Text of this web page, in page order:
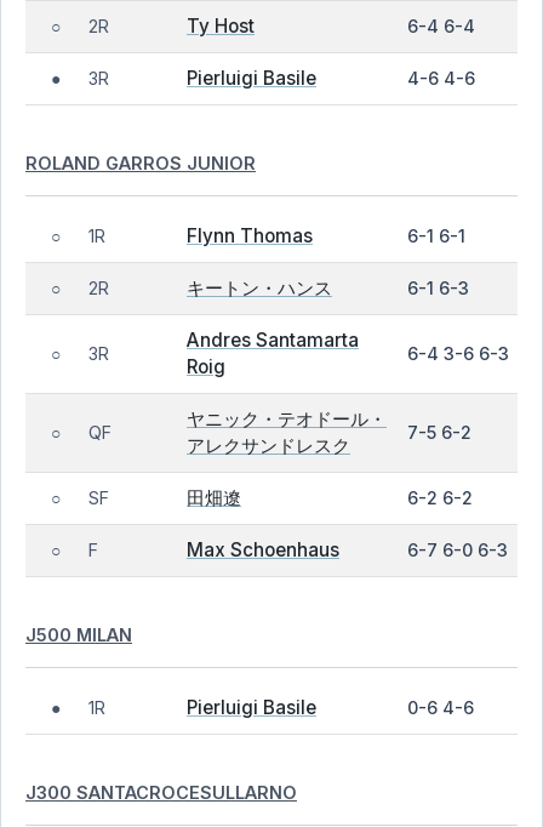
○ 2R Ty Host 6-4 6-4
● 3R Pierluigi Basile 4-6 4-6
ROLAND GARROS JUNIOR
○ 1R Flynn Thomas 6-1 6-1
○ 2R キートン・ハンス 6-1 6-3
○ 3R
Andres Santamarta
Roig
6-4 3-6 6-3
○ QF
ヤニック・テオドール・
アレクサンドレスク
7-5 6-2
○ SF 田畑遼 6-2 6-2
○ F Max Schoenhaus 6-7 6-0 6-3
J500 MILAN
● 1R Pierluigi Basile 0-6 4-6
J300 SANTACROCESULLARNO